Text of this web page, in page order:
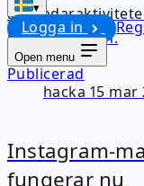
▾
Logga in
Open menu
privata konton.
Publicerad
hacka 15 mar
Instagram-
fungerar nu